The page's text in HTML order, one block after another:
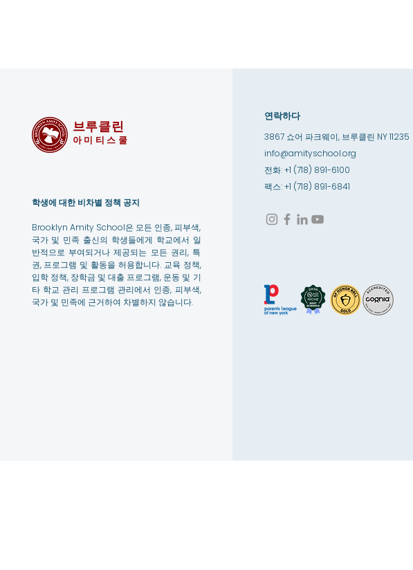
브루클린
아미티스쿨
학생에 대한 비차별 정책 공지
Brooklyn Amity School은 모든 인종, 피부색,
국가 및 민족 출신의 학생들에게 학교에서 일
반적으로 부여되거나 제공되는 모든 권리, 특
권, 프로그램 및 활동을 허용합니다. 교육 정책,
입학 정책, 장학금 및 대출 프로그램, 운동 및 기
타 학교 관리 프로그램 관리에서 인종, 피부색,
국가 및 민족에 근거하여 차별하지 않습니다.
연락하다
3867 쇼어 파크웨이, 브루클린 NY 11235
info@amityschool.org
전화: +1 (718) 891-6100
팩스: +1 (718) 891-6841